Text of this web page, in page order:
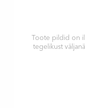
Toote pildid on
tegelikust